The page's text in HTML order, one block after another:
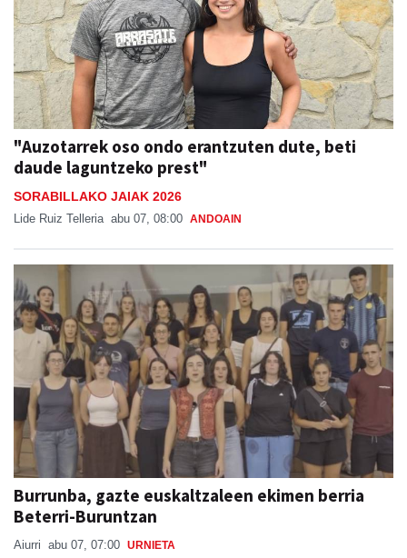
"Auzotarrek oso ondo erantzuten dute, beti
daude laguntzeko prest"
SORABILLAKO JAIAK 2026
Lide Ruiz Telleria abu 07, 08:00 ANDOAIN
Burrunba, gazte euskaltzaleen ekimen berria
Beterri-Buruntzan
Aiurri abu 07, 07:00 URNIETA